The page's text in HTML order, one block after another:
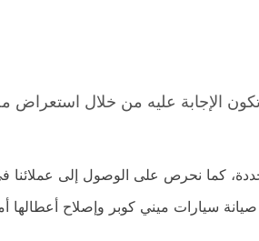
الإجابة عليه من خلال استعراض
كما نحرص على الوصول إلى عملائنا
سيارات ميني كوبر وإصلاح أعطالها